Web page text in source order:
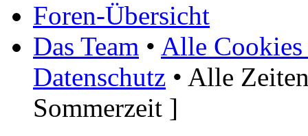
Foren-Übersicht
Das Team • Alle Cookies
Datenschutz • Alle
Sommerzeit ]